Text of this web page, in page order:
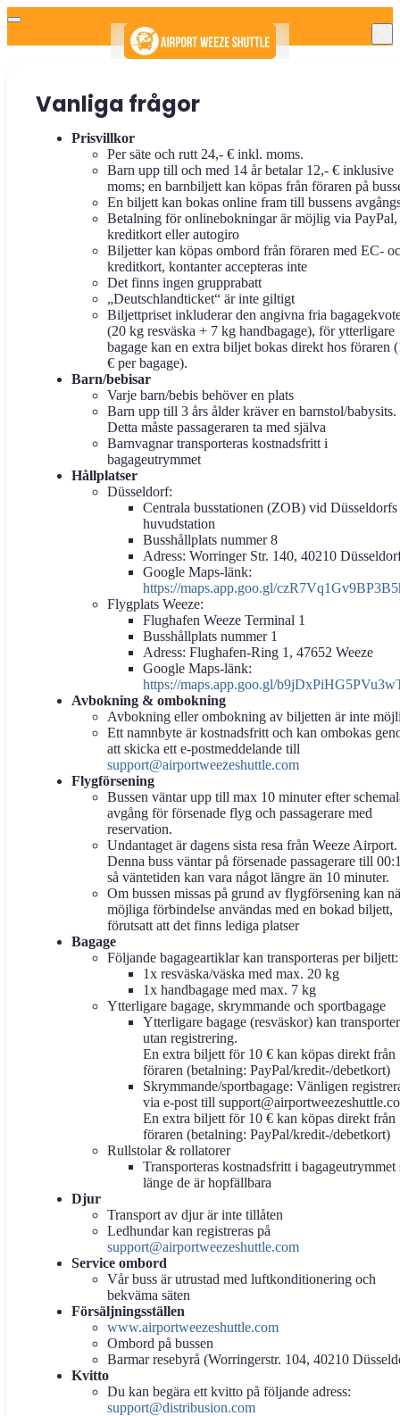
Vanliga frågor
Prisvillkor
Per säte och rutt 24,- € inkl. moms.
Barn upp till och med 14 år betalar 12,- € inklusive
moms; en barnbiljett kan köpas från föraren på
En biljett kan bokas online fram till bussens
Betalning för onlinebokningar är möjlig via PayPal,
kreditkort eller autogiro
Biljetter kan köpas ombord från föraren med EC-
kreditkort, kontanter accepteras inte
Det finns ingen grupprabatt
„Deutschlandticket“ är inte giltigt
Biljettpriset inkluderar den angivna fria
(20 kg resväska + 7 kg handbagage), för ytterligare
bagage kan en extra biljet bokas direkt hos föraren
€ per bagage).
Barn/bebisar
Varje barn/bebis behöver en plats
Barn upp till 3 års ålder kräver en barnstol/babysits.
Detta måste passageraren ta med själva
Barnvagnar transporteras kostnadsfritt i
bagageutrymmet
Hållplatser
Düsseldorf:
Centrala busstationen (ZOB) vid Düsseldorfs
huvudstation
Busshållplats nummer 8
Adress: Worringer Str. 140, 40210
Google Maps-länk:
https://maps.app.goo.gl/
Flygplats Weeze:
Flughafen Weeze Terminal 1
Busshållplats nummer 1
Adress: Flughafen-Ring 1, 47652 Weeze
Google Maps-länk:
https://maps.app.goo.gl/
Avbokning & ombokning
Avbokning eller ombokning av biljetten är inte
Ett namnbyte är kostnadsfritt och kan ombokas
att skicka ett e-postmeddelande till
support@airportweezeshuttle.com
Flygförsening
Bussen väntar upp till max 10 minuter efter
avgång för försenade flyg och passagerare med
reservation.
Undantaget är dagens sista resa från Weeze Airport.
Denna buss väntar på försenade passagerare till
så väntetiden kan vara något längre än 10 minuter.
Om bussen missas på grund av flygförsening kan
möjliga förbindelse användas med en bokad biljett,
förutsatt att det finns lediga platser
Bagage
Följande bagageartiklar kan transporteras per biljett:
1x resväska/väska med max. 20 kg
1x handbagage med max. 7 kg
Ytterligare bagage, skrymmande och sportbagage
Ytterligare bagage (resväskor) kan
utan registrering.
En extra biljett för 10 € kan köpas direkt från
föraren (betalning: PayPal/kredit-/debetkort)
Skrymmande/sportbagage: Vänligen
via e-post till
En extra biljett för 10 € kan köpas direkt från
föraren (betalning: PayPal/kredit-/debetkort)
Rullstolar & rollatorer
Transporteras kostnadsfritt i bagageutrymmet
länge de är hopfällbara
Djur
Transport av djur är inte tillåten
Ledhundar kan registreras på
support@airportweezeshuttle.com
Service ombord
Vår buss är utrustad med luftkonditionering och
bekväma säten
Försäljningsställen
www.airportweezeshuttle.com
Ombord på bussen
Barmar resebyrå (Worringerstr. 104, 40210
Kvitto
Du kan begära ett kvitto på följande adress:
support@distribusion.com